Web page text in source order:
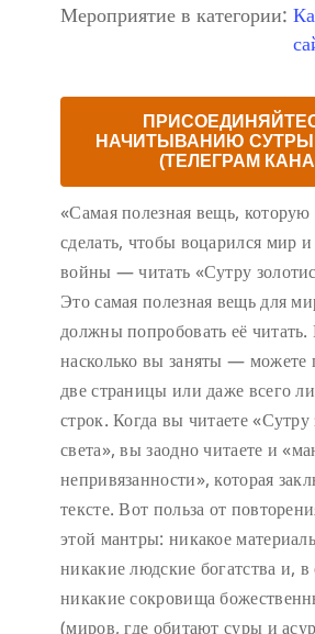
Мероприятие в категории:
НАЧИТЫВАНИЮ СУТРЫ
(ТЕЛЕГРАМ
«Самая полезная вещь,
сделать, чтобы воцарился мир
войны — читать «Сутру
Это самая полезная вещь для
должны попробовать её
насколько вы заняты — можете
две страницы или даже всего
строк. Когда вы читаете «Сутру
света», вы заодно читаете и
непривязанности», которая
тексте. Вот польза от
этой мантры: никакое
никакие людские богатства и,
никакие сокровища
(миров, где обитают суры и